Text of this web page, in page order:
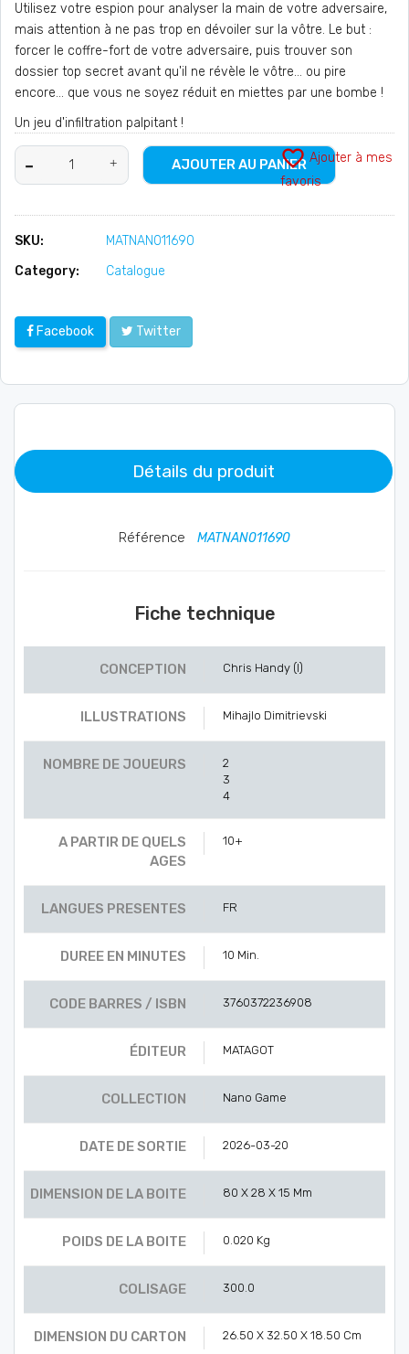
Utilisez votre espion pour analyser la main de votre adversaire,
mais attention à ne pas trop en dévoiler sur la vôtre. Le but :
forcer le coffre-fort de votre adversaire, puis trouver son
dossier top secret avant qu'il ne révèle le vôtre… ou pire
encore… que vous ne soyez réduit en miettes par une bombe !
Un jeu d'infiltration palpitant !
AJOUTER AU PANIER
favorite_border Ajouter à mes
favoris
SKU:
MATNAN011690
Category:
Catalogue
Facebook Twitter
Détails du produit
Référence MATNAN011690
Fiche technique
CONCEPTION Chris Handy (I)
ILLUSTRATIONS Mihajlo Dimitrievski
NOMBRE DE JOUEURS
2
3
4
A PARTIR DE QUELS
AGES
10+
LANGUES PRESENTES FR
DUREE EN MINUTES 10 Min.
CODE BARRES / ISBN 3760372236908
ÉDITEUR MATAGOT
COLLECTION Nano Game
DATE DE SORTIE 2026-03-20
DIMENSION DE LA BOITE 80 X 28 X 15 Mm
POIDS DE LA BOITE 0.020 Kg
COLISAGE 300.0
DIMENSION DU CARTON 26.50 X 32.50 X 18.50 Cm